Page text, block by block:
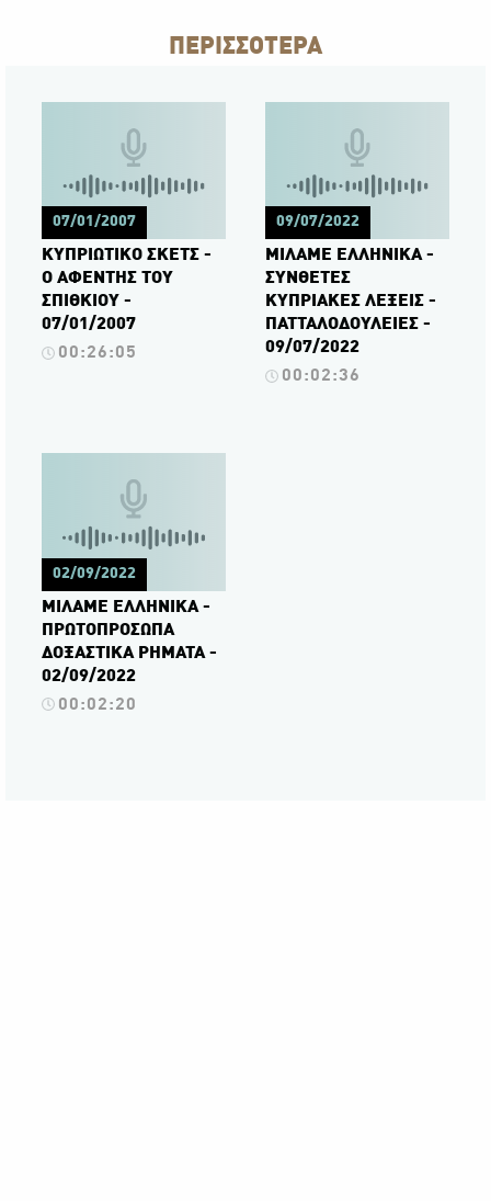
ΠΕΡΙΣΣΟΤΕΡΑ
07/01/2007
ΚΥΠΡΙΩΤΙΚΟ ΣΚΕΤΣ -
Ο ΑΦΕΝΤΗΣ ΤΟΥ
ΣΠΙΘΚΙΟΥ -
07/01/2007
00:26:05
09/07/2022
ΜΙΛΑΜΕ ΕΛΛΗΝΙΚΑ -
ΣΥΝΘΕΤΕΣ
ΚΥΠΡΙΑΚΕΣ ΛΕΞΕΙΣ -
ΠΑΤΤΑΛΟΔΟΥΛΕΙΕΣ -
09/07/2022
00:02:36
02/09/2022
ΜΙΛΑΜΕ ΕΛΛΗΝΙΚΑ -
ΠΡΩΤΟΠΡΟΣΩΠΑ
ΔΟΞΑΣΤΙΚΑ ΡΗΜΑΤΑ -
02/09/2022
00:02:20